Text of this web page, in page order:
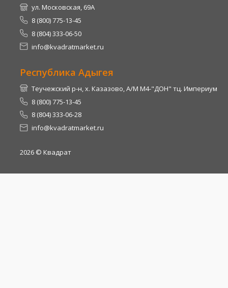
ул. Московская, 69А
8 (800) 775-13-45
8 (804) 333-06-50
info@kvadratmarket.ru
Республика Адыгея
Теучежский р-н, х. Казазово, А/М М4-"ДОН" тц. Империум
8 (800) 775-13-45
8 (804) 333-06-28
info@kvadratmarket.ru
2026 © Квадрат